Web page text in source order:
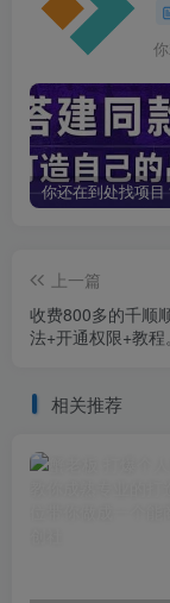
上一篇
收费800多的千顺
法+开通权限+教程
相关推荐